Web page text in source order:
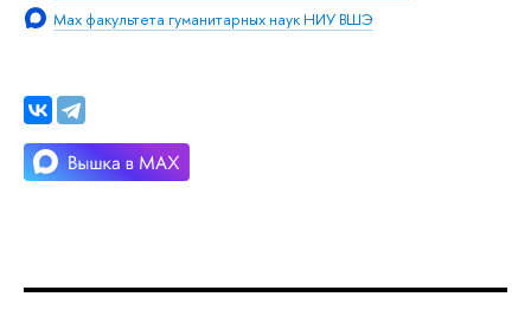
Max факультета гуманитарных наук НИУ ВШЭ